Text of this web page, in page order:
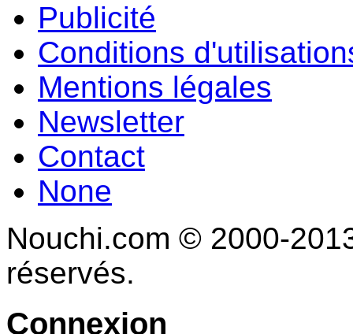
Publicité
Conditions
Mentions légales
Newsletter
Contact
None
Nouchi.com © 2000-
réservés.
Connexion